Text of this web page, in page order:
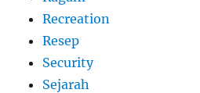
Recreation
Resep
Security
Sejarah